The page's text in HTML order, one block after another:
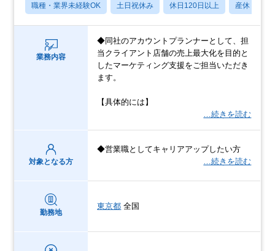
職種・業界未経験OK 土日祝休み 休日120日以上 産休・育休
業務内容
◆同社のアカウントプランナーとして、担
当クライアント店舗の売上最大化を目的と
したマーケティング支援をご担当いただき
ます。
【具体的には】
…続きを読む
対象となる方
◆営業職としてキャリアアップしたい方
…続きを読む
勤務地
東京都 全国